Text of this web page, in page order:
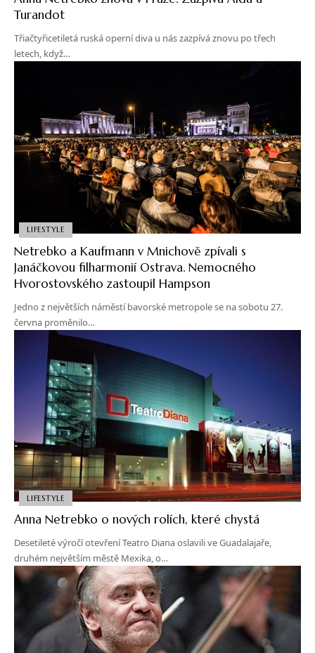
Turandot
Třiačtyřicetiletá ruská operní diva u nás zazpívá znovu po třech
letech, když…
LIFESTYLE
Netrebko a Kaufmann v Mnichově zpívali s
Janáčkovou filharmonií Ostrava. Nemocného
Hvorostovského zastoupil Hampson
Jedno z největších náměstí bavorské metropole se na sobotu 27.
června proměnilo…
LIFESTYLE
Anna Netrebko o nových rolích, které chystá
Desetileté výročí otevření Teatro Diana oslavili ve Guadalajaře,
druhém největším městě Mexika, o…